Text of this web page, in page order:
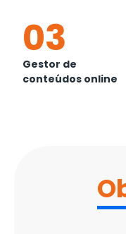
03
Gestor de
conteúdos online